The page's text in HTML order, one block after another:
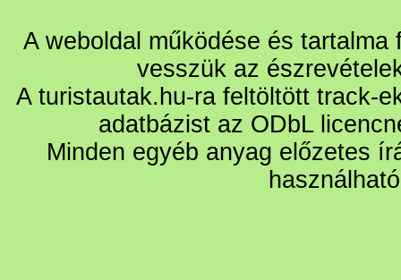
A weboldal működése és
vesszük az
A turistautak.hu-ra feltöltött track-
adatbázist az ODbL
Minden egyéb anyag előzetes